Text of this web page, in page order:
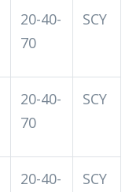
20-40-
70
SCY
20-40-
70
SCY
20-40-
SCY